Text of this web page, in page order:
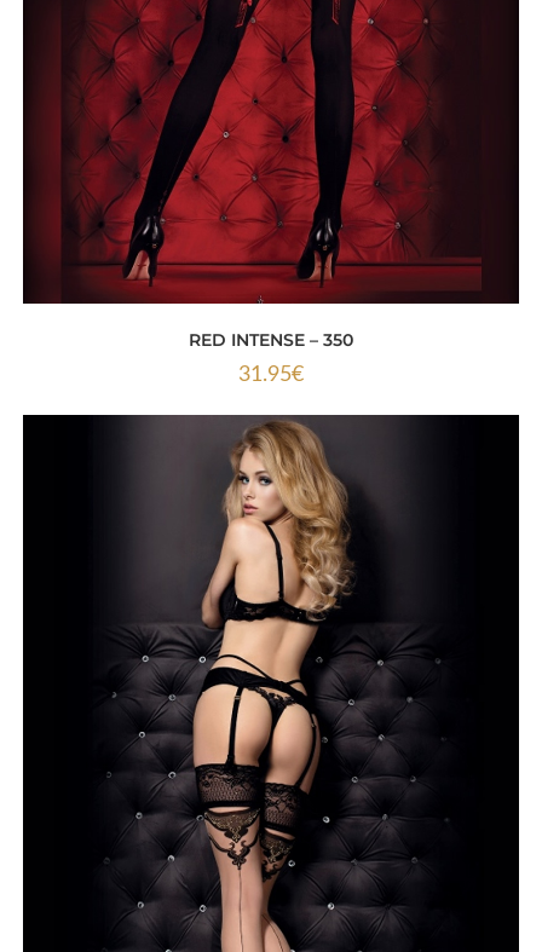
RED INTENSE – 350
31.95€